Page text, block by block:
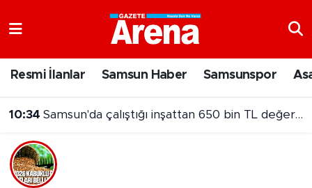
Resmi İlanlar Samsun Haber Samsunspor
10:34 Samsun'da çalıştığı inşattan 650 bin TL değerinde kablo çaldı!
Samsun Namaz Vakitleri
Trafik Durumu